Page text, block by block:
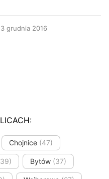
3 grudnia 2016
Chojnice (47)
Bytów (37)